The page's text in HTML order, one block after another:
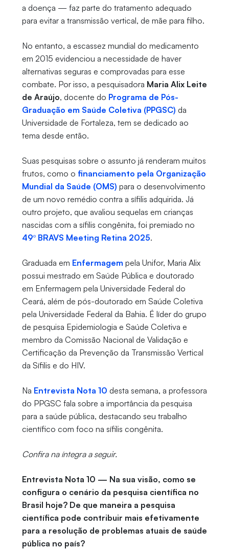
a doença — faz parte do tratamento adequado
para evitar a transmissão vertical, de mãe para filho.
No entanto, a escassez mundial do medicamento
em 2015 evidenciou a necessidade de haver
alternativas seguras e comprovadas para esse
combate. Por isso, a pesquisadora Maria Alix Leite
de Araújo, docente do Programa de Pós-
Graduação em Saúde Coletiva (PPGSC) da
Universidade de Fortaleza, tem se dedicado ao
tema desde então.
Suas pesquisas sobre o assunto já renderam muitos
frutos, como o financiamento pela Organização
Mundial da Saúde (OMS) para o desenvolvimento
de um novo remédio contra a sífilis adquirida. Já
outro projeto, que avaliou sequelas em crianças
nascidas com a sífilis congênita, foi premiado no
49º BRAVS Meeting Retina 2025.
Graduada em Enfermagem pela Unifor, Maria Alix
possui mestrado em Saúde Pública e doutorado
em Enfermagem pela Universidade Federal do
Ceará, além de pós-doutorado em Saúde Coletiva
pela Universidade Federal da Bahia. É líder do grupo
de pesquisa Epidemiologia e Saúde Coletiva e
membro da Comissão Nacional de Validação e
Certificação da Prevenção da Transmissão Vertical
da Sífilis e do HIV.
Na Entrevista Nota 10 desta semana, a professora
do PPGSC fala sobre a importância da pesquisa
para a saúde pública, destacando seu trabalho
científico com foco na sífilis congênita.
Confira na íntegra a seguir.
Entrevista Nota 10 — Na sua visão, como se
configura o cenário da pesquisa científica no
Brasil hoje? De que maneira a pesquisa
científica pode contribuir mais efetivamente
para a resolução de problemas atuais de saúde
pública no país?